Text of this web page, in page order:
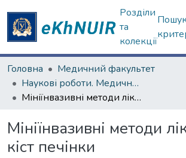
Розділи
та
колекції
Головна
Медичний факультет
Наукові роботи. Медичний факультет
Мініїнвазивні методи лікування кіст печінки
Мініїнвазивні методи
кіст печінки